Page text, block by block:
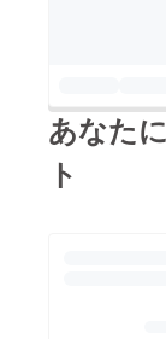
あなた
ト